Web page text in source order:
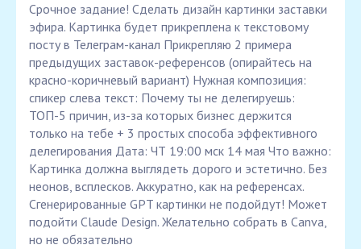
Срочное задание! Сделать дизайн картинки заставки
эфира. Картинка будет прикреплена к текстовому
посту в Телеграм-канал Прикрепляю 2 примера
предыдущих заставок-референсов (опирайтесь на
красно-коричневый вариант) Нужная композиция:
спикер слева текст: Почему ты не делегируешь:
ТОП-5 причин, из-за которых бизнес держится
только на тебе + 3 простых способа эффективного
делегирования Дата: ЧТ 19:00 мск 14 мая Что важно:
Картинка должна выглядеть дорого и эстетично. Без
неонов, всплесков. Аккуратно, как на референсах.
Сгенерированные GPT картинки не подойдут! Может
подойти Claude Design. Желательно собрать в Canva,
но не обязательно